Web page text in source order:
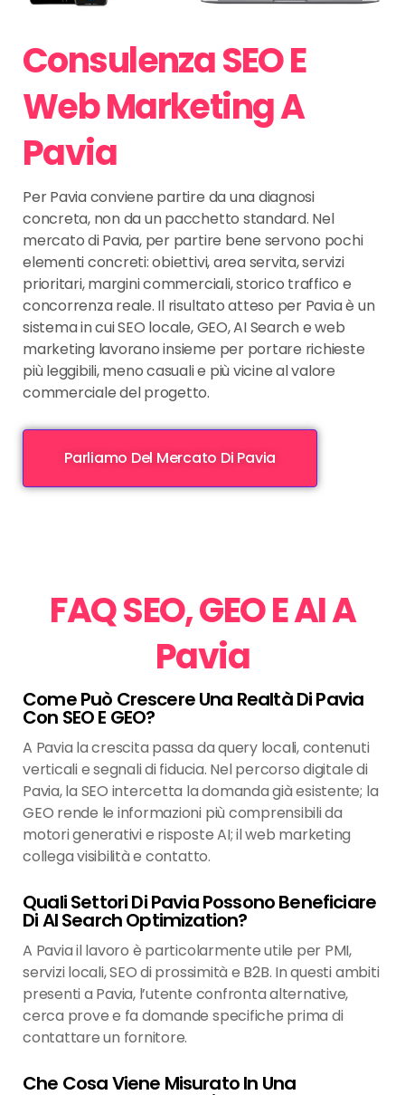
Consulenza SEO E
Web Marketing A
Pavia
Per Pavia conviene partire da una diagnosi
concreta, non da un pacchetto standard. Nel
mercato di Pavia, per partire bene servono pochi
elementi concreti: obiettivi, area servita, servizi
prioritari, margini commerciali, storico traffico e
concorrenza reale. Il risultato atteso per Pavia è un
sistema in cui SEO locale, GEO, AI Search e web
marketing lavorano insieme per portare richieste
più leggibili, meno casuali e più vicine al valore
commerciale del progetto.
Parliamo Del Mercato Di Pavia
FAQ SEO, GEO E AI A
Pavia
Come Può Crescere Una Realtà Di Pavia
Con SEO E GEO?
A Pavia la crescita passa da query locali, contenuti
verticali e segnali di fiducia. Nel percorso digitale di
Pavia, la SEO intercetta la domanda già esistente; la
GEO rende le informazioni più comprensibili da
motori generativi e risposte AI; il web marketing
collega visibilità e contatto.
Quali Settori Di Pavia Possono Beneficiare
Di AI Search Optimization?
A Pavia il lavoro è particolarmente utile per PMI,
servizi locali, SEO di prossimità e B2B. In questi ambiti
presenti a Pavia, l’utente confronta alternative,
cerca prove e fa domande specifiche prima di
contattare un fornitore.
Che Cosa Viene Misurato In Una